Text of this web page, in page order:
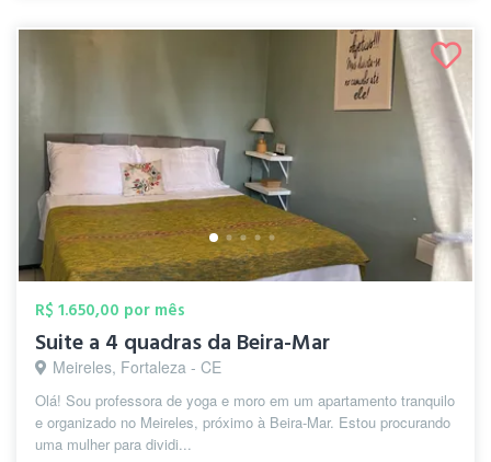
R$ 1.650,00 por mês
Suite a 4 quadras da Beira-Mar
Meireles, Fortaleza - CE
Olá! Sou professora de yoga e moro em um apartamento tranquilo
e organizado no Meireles, próximo à Beira-Mar. Estou procurando
uma mulher para dividi...